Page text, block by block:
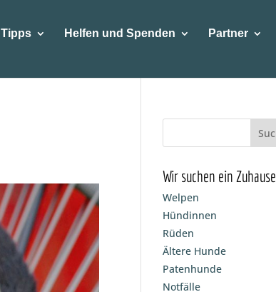
Tipps Helfen und Spenden Partner
Wir suchen ein Zuhause
Welpen
Hündinnen
Rüden
Ältere Hunde
Patenhunde
Notfälle